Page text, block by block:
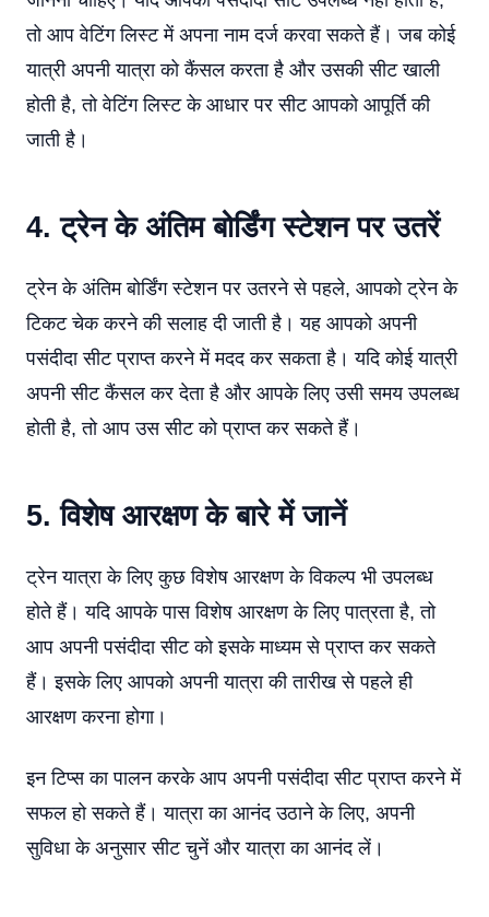
तो आप वेटिंग लिस्ट में अपना नाम दर्ज करवा सकते हैं। जब कोई
यात्री अपनी यात्रा को कैंसल करता है और उसकी सीट खाली
होती है, तो वेटिंग लिस्ट के आधार पर सीट आपको आपूर्ति की
जाती है।
4. ट्रेन के अंतिम बोर्डिंग स्टेशन पर उतरें
ट्रेन के अंतिम बोर्डिंग स्टेशन पर उतरने से पहले, आपको ट्रेन के
टिकट चेक करने की सलाह दी जाती है। यह आपको अपनी
पसंदीदा सीट प्राप्त करने में मदद कर सकता है। यदि कोई यात्री
अपनी सीट कैंसल कर देता है और आपके लिए उसी समय उपलब्ध
होती है, तो आप उस सीट को प्राप्त कर सकते हैं।
5. विशेष आरक्षण के बारे में जानें
ट्रेन यात्रा के लिए कुछ विशेष आरक्षण के विकल्प भी उपलब्ध
होते हैं। यदि आपके पास विशेष आरक्षण के लिए पात्रता है, तो
आप अपनी पसंदीदा सीट को इसके माध्यम से प्राप्त कर सकते
हैं। इसके लिए आपको अपनी यात्रा की तारीख से पहले ही
आरक्षण करना होगा।
इन टिप्स का पालन करके आप अपनी पसंदीदा सीट प्राप्त करने में
सफल हो सकते हैं। यात्रा का आनंद उठाने के लिए, अपनी
सुविधा के अनुसार सीट चुनें और यात्रा का आनंद लें।